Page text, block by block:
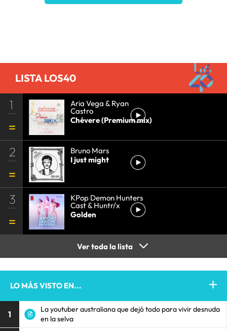
AMERICANAS•SERIES DRAMA•CBS•
LISTA LOS40
1 Aria Vega & Ryan
Castro
Chévere (Premium mix)
2
Bruno Mars
I just might
3 KPop Demon Hunters
Cast & Huntr/x
Golden
Ver toda la lista
LO MÁS VISTO EN...
1
La youtuber australiana que dejó todo para vivir desnuda
en la selva